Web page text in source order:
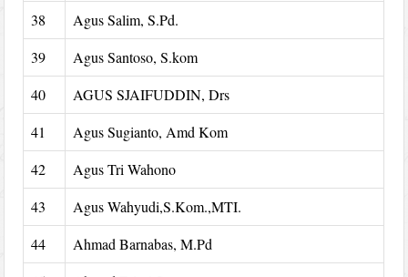
38
Agus Salim, S.Pd.
39
Agus Santoso, S.kom
40
AGUS SJAIFUDDIN, Drs
41
Agus Sugianto, Amd Kom
42
Agus Tri Wahono
43
Agus Wahyudi,S.Kom.,MTI.
44
Ahmad Barnabas, M.Pd